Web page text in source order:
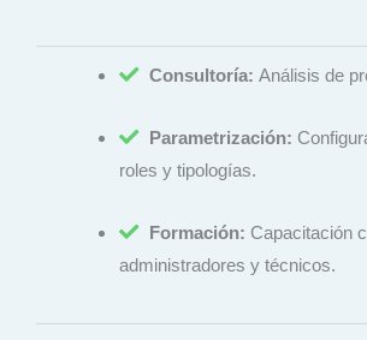
Consultoría:Análisis de
Parametrización:
roles y tipologías.
Formación:Capacitación
administradores y técnicos.